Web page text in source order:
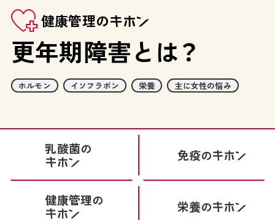
健康管理の
更年期障害とは？
ホルモン イソフラボン 栄養 主に女性の悩み
乳酸菌の 免疫の
健康管理の 栄養の